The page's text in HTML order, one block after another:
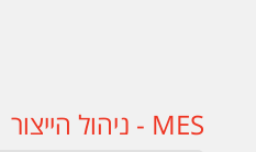
MES - ניהול הייצור